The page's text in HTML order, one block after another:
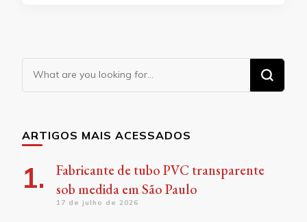
Looking
for
ARTIGOS MAIS ACESSADOS
Fabricante de tubo PVC transparente
sob medida em São Paulo
17 de julho de 2026